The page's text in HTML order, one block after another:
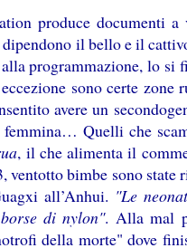
produce documenti a
il bello e il
programmazione, lo si
sono certe zone
avere un
femmina… Quelli che
, il che alimenta il
ventotto bimbe sono state
all’Anhui. "Le
di nylon". Alla mal
della morte" dove